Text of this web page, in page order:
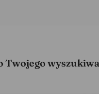
Twojego